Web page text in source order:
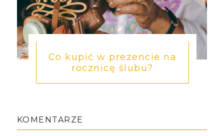
Co kupić w prezencie na
rocznicę ślubu?
KOMENTARZE